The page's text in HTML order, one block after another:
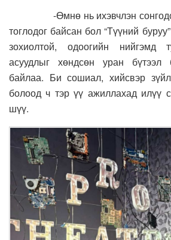
-Өмнө нь ихэвчлэн сонгодог
тоглодог байсан бол “Түүний
зохиолтой, одоогийн нийгэмд
асуудлыг хөндсөн уран
байлаа. Би сошиал, хийсвэр
болоод ч тэр үү ажиллахад илүү
шүү.